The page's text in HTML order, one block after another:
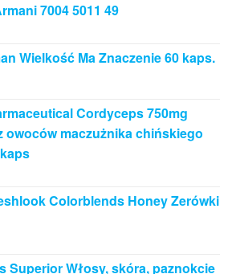
7004 5011 49
Wielkość Ma Znaczenie 60 kaps.
Cordyceps 750mg
owoców maczużnika chińskiego
Colorblends Honey Zerówki
Superior Włosy, skóra, paznokcie